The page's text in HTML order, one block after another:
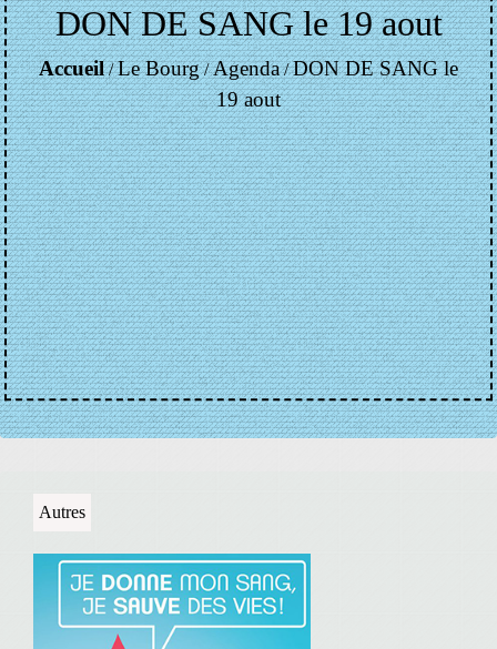
DON DE SANG le 19 aout
Accueil/Le Bourg/Agenda/DON DE SANG le
19 aout
Autres